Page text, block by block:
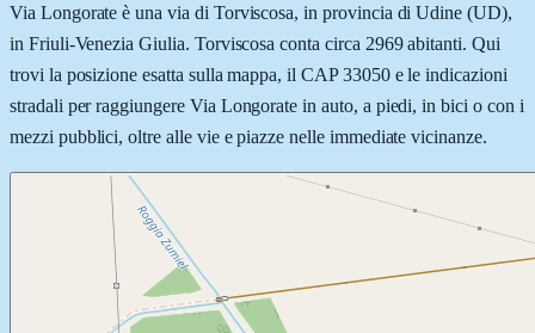
Via Longorate è una via di Torviscosa, in provincia di Udine (UD),
in Friuli-Venezia Giulia. Torviscosa conta circa 2969 abitanti. Qui
trovi la posizione esatta sulla mappa, il CAP 33050 e le indicazioni
stradali per raggiungere Via Longorate in auto, a piedi, in bici o con i
mezzi pubblici, oltre alle vie e piazze nelle immediate vicinanze.